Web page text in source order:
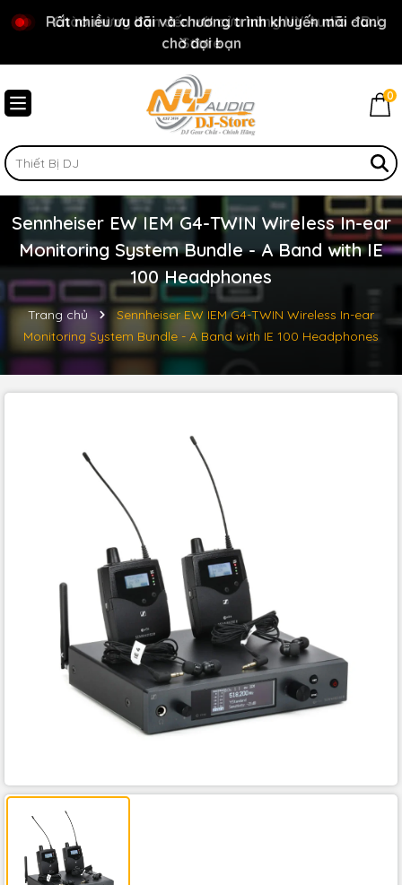
Chào mừng bạn đến với cửa hàng NY Audio - DJ
Store
Rất nhiều ưu đãi và chương trình khuyến mãi đang
chờ đợi bạn
0
Sennheiser EW IEM G4-TWIN Wireless In-ear
Monitoring System Bundle - A Band with IE
100 Headphones
Trang chủ
Sennheiser EW IEM G4-TWIN Wireless In-ear
Monitoring System Bundle - A Band with IE 100 Headphones